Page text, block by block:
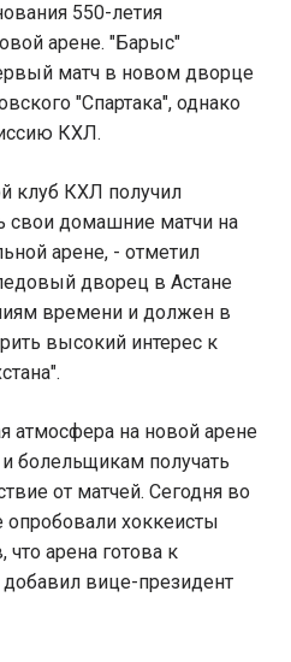
550-летия
арене. "Барыс"
матч в новом дворце
"Спартака", однако
КХЛ.
клуб КХЛ получил
свои домашние матчи на
арене, - отметил
дворец в Астане
времени и должен в
высокий интерес к
атмосфера на новой арене
болельщикам получать
от матчей. Сегодня во
хоккеисты
арена готова к
вице-президент